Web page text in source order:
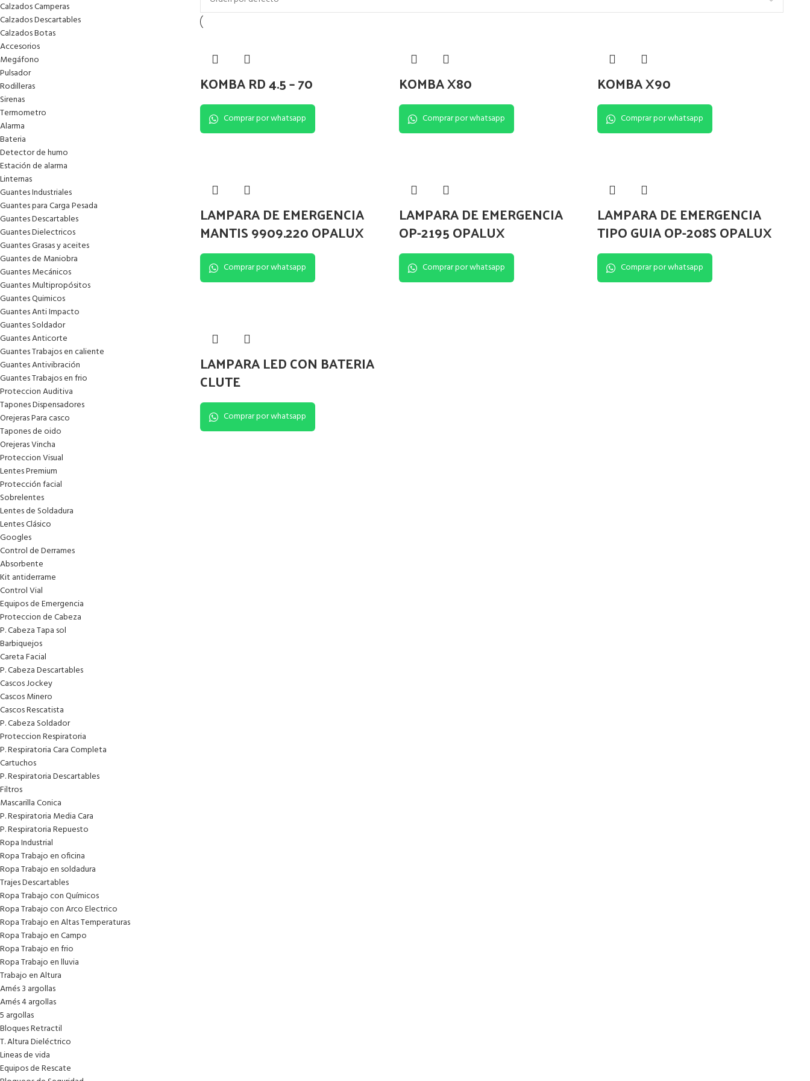
Calzados Camperas
Calzados Descartables
Calzados Botas
Accesorios
Megáfono
Pulsador
Rodilleras
Sirenas
Termometro
Alarma
Bateria
Detector de humo
Estación de alarma
Linternas
Guantes Industriales
Guantes para Carga Pesada
Guantes Descartables
Guantes Dielectricos
Guantes Grasas y aceites
Guantes de Maniobra
Guantes Mecánicos
Guantes Multipropósitos
Guantes Quimicos
Guantes Anti Impacto
Guantes Soldador
Guantes Anticorte
Guantes Trabajos en caliente
Guantes Antivibración
Guantes Trabajos en frio
Proteccion Auditiva
Tapones Dispensadores
Orejeras Para casco
Tapones de oido
Orejeras Vincha
Proteccion Visual
Lentes Premium
Protección facial
Sobrelentes
Lentes de Soldadura
Lentes Clásico
Googles
Control de Derrames
Absorbente
Kit antiderrame
Control Vial
Equipos de Emergencia
Proteccion de Cabeza
P. Cabeza Tapa sol
Barbiquejos
Careta Facial
P. Cabeza Descartables
Cascos Jockey
Cascos Minero
Cascos Rescatista
P. Cabeza Soldador
Proteccion Respiratoria
P. Respiratoria Cara Completa
Cartuchos
P. Respiratoria Descartables
Filtros
Mascarilla Conica
P. Respiratoria Media Cara
P. Respiratoria Repuesto
Ropa Industrial
Ropa Trabajo en oficina
Ropa Trabajo en soldadura
Trajes Descartables
Ropa Trabajo con Químicos
Ropa Trabajo con Arco Electrico
Ropa Trabajo en Altas Temperaturas
Ropa Trabajo en Campo
Ropa Trabajo en frio
Ropa Trabajo en lluvia
Trabajo en Altura
Arnés 3 argollas
Arnés 4 argollas
5 argollas
Bloques Retractil
T. Altura Dieléctrico
Lineas de vida
Equipos de Rescate
KOMBA RD 4.5 – 70
Comprar por whatsapp
KOMBA X80
Comprar por whatsapp
KOMBA X90
Comprar por whatsapp
LAMPARA DE EMERGENCIA
MANTIS 9909.220 OPALUX
Comprar por whatsapp
LAMPARA DE EMERGENCIA
OP-2195 OPALUX
Comprar por whatsapp
LAMPARA DE EMERGENCIA
TIPO GUIA OP-208S OPALUX
Comprar por whatsapp
LAMPARA LED CON BATERIA
CLUTE
Comprar por whatsapp